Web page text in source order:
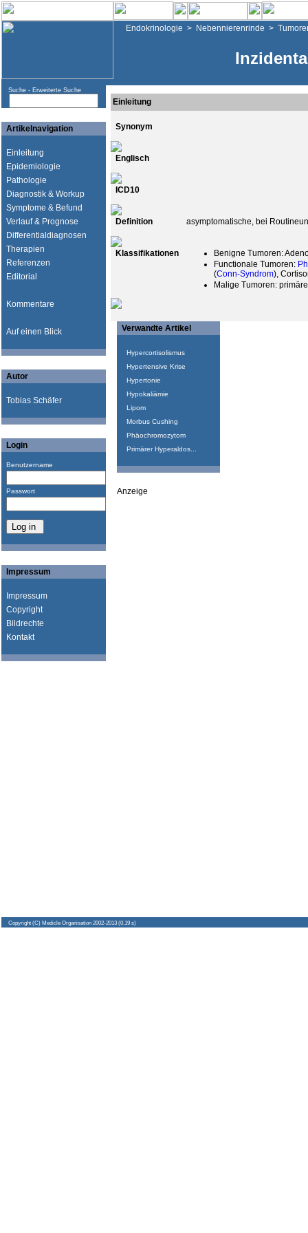
Endokrinologie > Nebennierenrinde >
Suche - Erweiterte Suche
Artikelnavigation
Einleitung
Epidemiologie
Pathologie
Diagnostik & Workup
Symptome & Befund
Verlauf & Prognose
Differentialdiagnosen
Therapien
Referenzen
Editorial
Kommentare
Auf einen Blick
Autor
Tobias Schäfer
Login
Benutzername
Passwort
Impressum
Impressum
Copyright
Bildrechte
Kontakt
Einleitung
Synonym
Englisch
ICD10
Definition asymptomatische, bei
Klassifikationen
Benigne Tumoren:
Functionale Tumoren:
(Conn-Syndrom),
Malige Tumoren:
Verwandte Artikel
Hypercortisolismus
Hypertensive Krise
Hypertonie
Hypokaliämie
Lipom
Morbus Cushing
Phäochromozytom
Primärer Hyperaldos...
Anzeige
Copyright (C) Medicle Organisation 2002-2013 (0.19 s)